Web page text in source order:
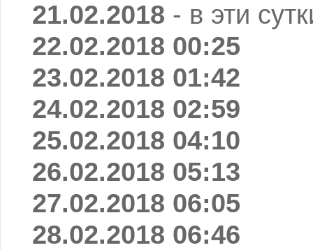
21.02.2018 - в эти
22.02.2018 00:25
23.02.2018 01:42
24.02.2018 02:59
25.02.2018 04:10
26.02.2018 05:13
27.02.2018 06:05
28.02.2018 06:46